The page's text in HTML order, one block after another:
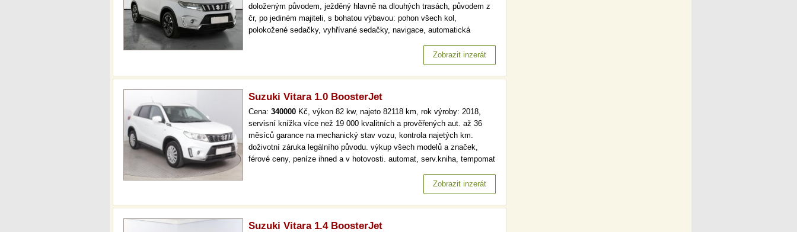
doloženým původem, ježděný hlavně na dlouhých trasách, původem z
čr, po jediném majiteli, s bohatou výbavou: pohon všech kol,
polokožené sedačky, vyhřívané sedačky, navigace, automatická
více než 19 000 kvalitních a prověřených aut. až 36 měsíců garance
Zobrazit inzerát
Suzuki Vitara 1.0 BoosterJet
Cena: 340000 Kč, výkon 82 kw, najeto 82118 km, rok výroby: 2018,
servisní knížka více než 19 000 kvalitních a prověřených aut. až 36
měsíců garance na mechanický stav vozu, kontrola najetých km.
doživotní záruka legálního původu. výkup všech modelů a značek,
férové ceny, peníze ihned a v hotovosti. automat, serv.kniha, tempomat
mechanický stav vozu, kontrola najetých km. doživotní záruka…
Zobrazit inzerát
Suzuki Vitara 1.4 BoosterJet